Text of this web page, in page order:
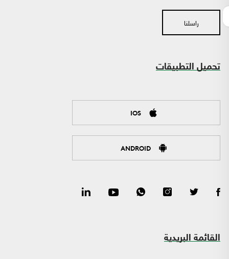
راسلنا
تحميل التطبيقات
IOS
ANDROID
القائمة البريدية